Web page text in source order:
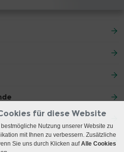
für diese Website
Nutzung unserer Website zu
mit Ihnen zu verbessern. Zusätzliche
Sie uns durch Klicken aufAlle Cookies